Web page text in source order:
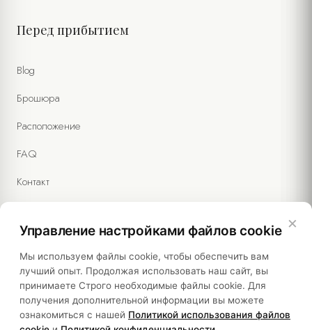
Перед прибытием
Blog
Брошюра
Расположение
FAQ
Контакт
Правовая информация
Политики
Устойчивость
×
Управление настройками файлов cookie
Мы используем файлы cookie, чтобы обеспечить вам
лучший опыт. Продолжая использовать наш сайт, вы
принимаете Строго необходимые файлы cookie. Для
получения дополнительной информации вы можете
ознакомиться с нашей Политикой использования файлов